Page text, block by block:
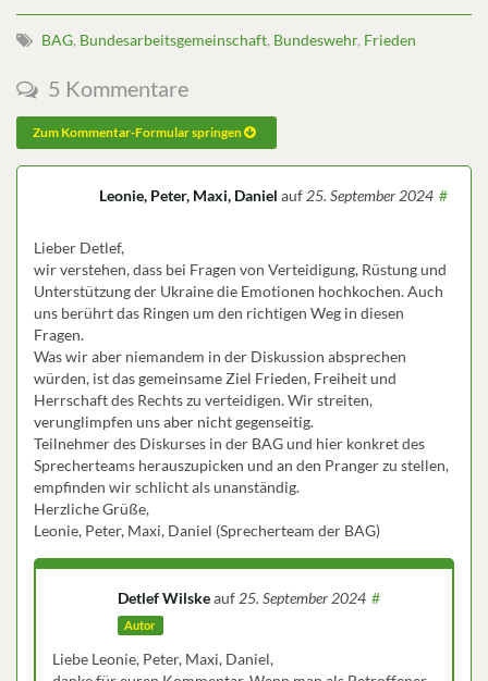
BAG, Bundesarbeitsgemeinschaft, Bundeswehr, Frieden
5 Kommentare
Zum Kommentar-Formular springen
Leonie, Peter, Maxi, Daniel auf 25. September 2024 #
Lieber Detlef,
wir verstehen, dass bei Fragen von Verteidigung, Rüstung und
Unterstützung der Ukraine die Emotionen hochkochen. Auch
uns berührt das Ringen um den richtigen Weg in diesen
Fragen.
Was wir aber niemandem in der Diskussion absprechen
würden, ist das gemeinsame Ziel Frieden, Freiheit und
Herrschaft des Rechts zu verteidigen. Wir streiten,
verunglimpfen uns aber nicht gegenseitig.
Teilnehmer des Diskurses in der BAG und hier konkret des
Sprecherteams herauszupicken und an den Pranger zu stellen,
empfinden wir schlicht als unanständig.
Herzliche Grüße,
Leonie, Peter, Maxi, Daniel (Sprecherteam der BAG)
Detlef Wilskeauf 25. September 2024
Autor
#
Liebe Leonie, Peter, Maxi, Daniel,